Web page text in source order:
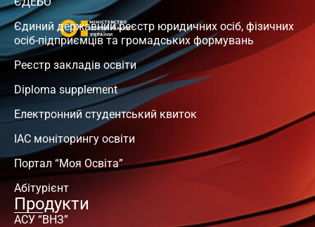
Єдиний державний реєстр юридичних осіб, фізичних
осіб-підприємців та громадських формувань
Реєстр закладів освіти
Diploma supplement
Електронний студентський квиток
ІАС моніторингу освіти
Портал “Моя Освіта”
Абітурієнт
Продукти
АСУ “ВНЗ”